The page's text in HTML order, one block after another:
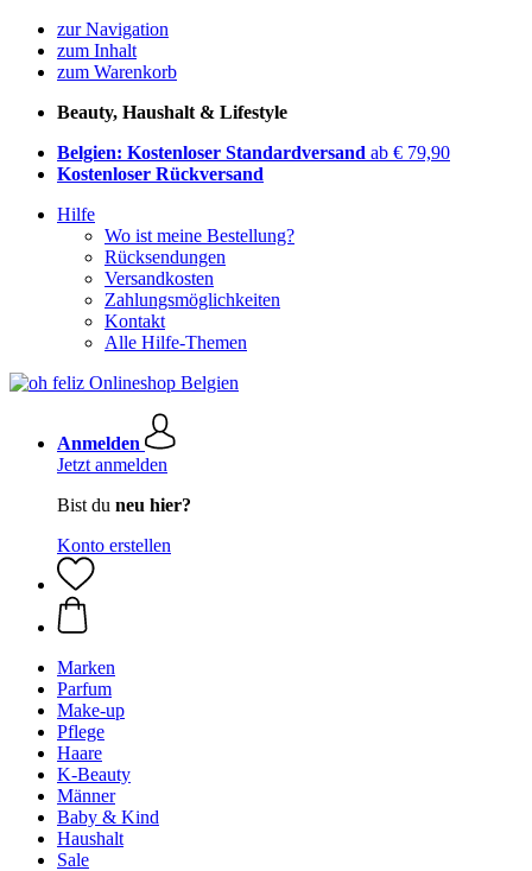
zur Navigation
zum Inhalt
zum Warenkorb
Beauty, Haushalt & Lifestyle
Belgien: Kostenloser Standardversand ab € 79,90
Kostenloser Rückversand
Hilfe
Wo ist meine Bestellung?
Rücksendungen
Versandkosten
Zahlungsmöglichkeiten
Kontakt
Alle Hilfe-Themen
Anmelden
Jetzt anmelden
Bist du neu hier?
Konto erstellen
Marken
Parfum
Make-up
Pflege
Haare
K-Beauty
Männer
Baby & Kind
Haushalt
Sale